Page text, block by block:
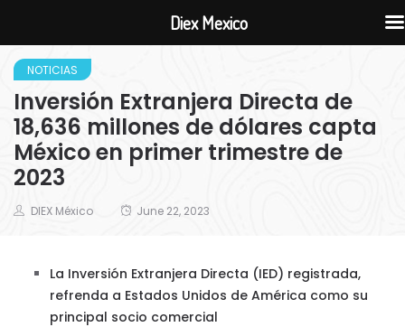
NOTICIAS
Inversión Extranjera Directa de
18,636 millones de dólares capta
México en primer trimestre de
2023
DIEX México June 22, 2023
La Inversión Extranjera Directa (IED) registrada,
refrenda a Estados Unidos de América como su
principal socio comercial
Diex Mexico